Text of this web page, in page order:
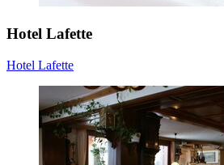
Hotel Lafette
Hotel Lafette